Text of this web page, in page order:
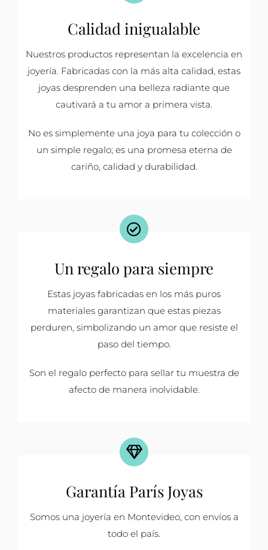
Calidad inigualable
Nuestros productos representan la excelencia en
joyería. Fabricadas con la más alta calidad, estas
joyas desprenden una belleza radiante que
cautivará a tu amor a primera vista.
No es simplemente una joya para tu colección o
un simple regalo; es una promesa eterna de
cariño, calidad y durabilidad.
Un regalo para siempre
Estas joyas fabricadas en los más puros
materiales garantizan que estas piezas
perduren, simbolizando un amor que resiste el
paso del tiempo.
Son el regalo perfecto para sellar tu muestra de
afecto de manera inolvidable.
Garantía París Joyas
Somos una joyería en Montevideo, con envíos a
todo el país.